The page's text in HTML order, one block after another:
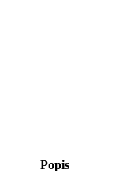
Popis